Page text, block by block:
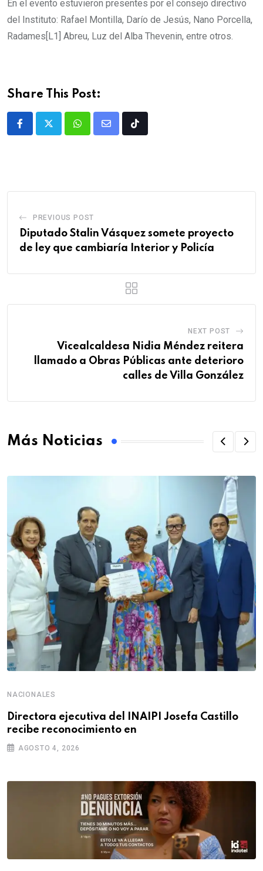
En el evento estuvieron presentes por el consejo directivo
del Instituto: Rafael Montilla, Darío de Jesús, Nano Porcella,
Radames[L1] Abreu, Luz del Alba Thevenin, entre otros.
Share This Post:
PREVIOUS POST
Diputado Stalin Vásquez somete proyecto
de ley que cambiaría Interior y Policía
NEXT POST
Vicealcaldesa Nidia Méndez reitera
llamado a Obras Públicas ante deterioro
calles de Villa González
Más Noticias
NACIONALES
Directora ejecutiva del INAIPI Josefa Castillo
recibe reconocimiento en
AGOSTO 4, 2026